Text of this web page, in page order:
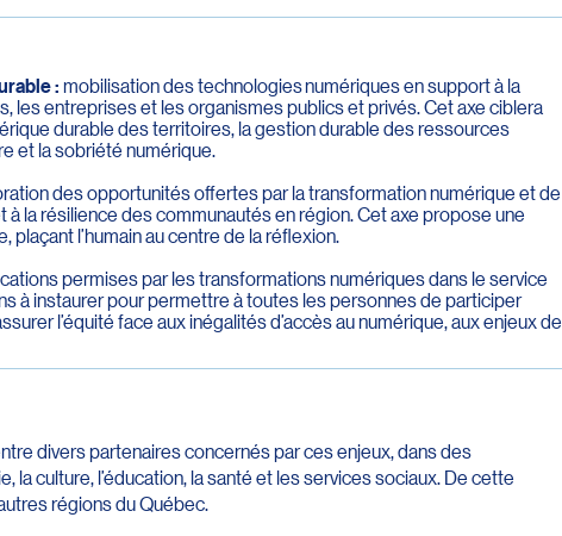
:mobilisation des technologies numériques en support à la
les entreprises et les organismes publics et privés. Cet axe ciblera
durable des territoires, la gestion durable des ressources
et la sobriété numérique.
des opportunités offertes par la transformation numérique et de
la résilience des communautés en région. Cet axe propose une
plaçant l’humain au centre de la réflexion.
permises par les transformations numériques dans le service
à instaurer pour permettre à toutes les personnes de participer
l’équité face aux inégalités d’accès au numérique, aux enjeux de
divers partenaires concernés par ces enjeux, dans des
culture, l’éducation, la santé et les services sociaux. De cette
régions du Québec.